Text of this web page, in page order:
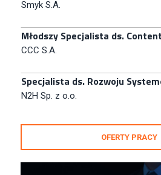
Smyk S.A.
Młodszy Specjalista ds.
CCC S.A.
Specjalista ds. Rozwoju
N2H Sp. z o.o.
Zastępca Kierownika Salonu
OFERTY PRACY